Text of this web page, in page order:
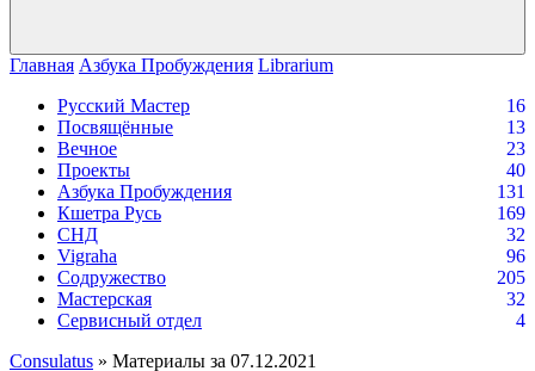
Главная Азбука Пробуждения Librarium
Русский Мастер
16
Посвящённые
13
Вечное
23
Проекты
40
Азбука Пробуждения
131
Кшетра Русь
169
СНД
32
Vigraha
96
Содружество
205
Мастерская
32
Сервисный отдел
4
Consulatus » Материалы за 07.12.2021